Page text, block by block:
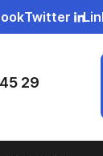
Twitter
29